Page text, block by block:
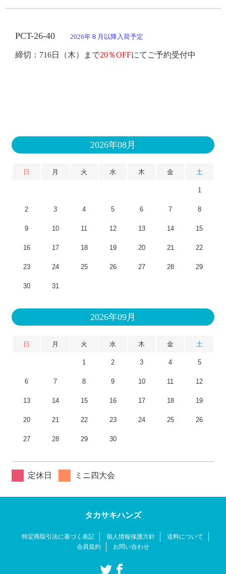
PCT-26-40 2026年８月以降入荷予定
締切： 716日 （木）まで20％OFFにてご予約受付中
2026年08月
日 月 火 水 木 金 土
1
2 3 4 5 6 7 8
9 10 11 12 13 14 15
16 17 18 19 20 21 22
23 24 25 26 27 28 29
30 31
2026年09月
日 月 火 水 木 金 土
1 2 3 4 5
6 7 8 9 10 11 12
13 14 15 16 17 18 19
20 21 22 23 24 25 26
27 28 29 30
定休日 ミニ四大会
タカサキハンズ
特定商取引法に基づく表記 個人情報保護方針
送料について
会員規約
お問い合わせ